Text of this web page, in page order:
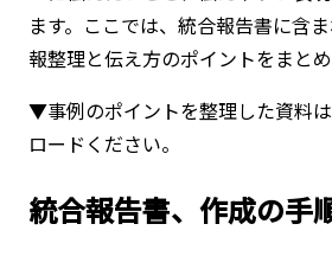
ます。ここでは、統合報告書に含
報整理と伝え方のポイントをまとめ
▼事例のポイントを整理した資料は
ロードください。
統合報告書、作成の手